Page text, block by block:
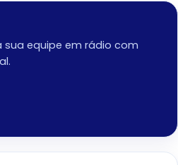
sua equipe em rádio com